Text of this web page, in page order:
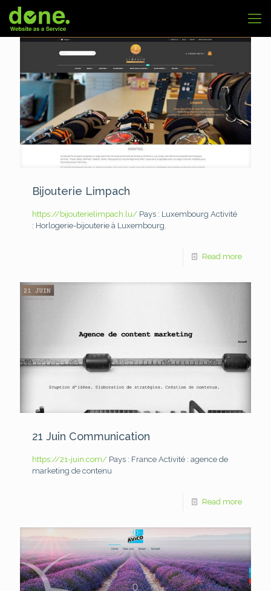
Bijouterie Limpach
https://bijouterielimpach.lu/ Pays : Luxembourg Activité
: Horlogerie-bijouterie à Luxembourg.
Read more
21 Juin Communication
https://21-juin.com/ Pays : France Activité : agence de
marketing de contenu
Read more